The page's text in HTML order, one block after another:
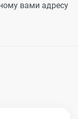
вами адресу